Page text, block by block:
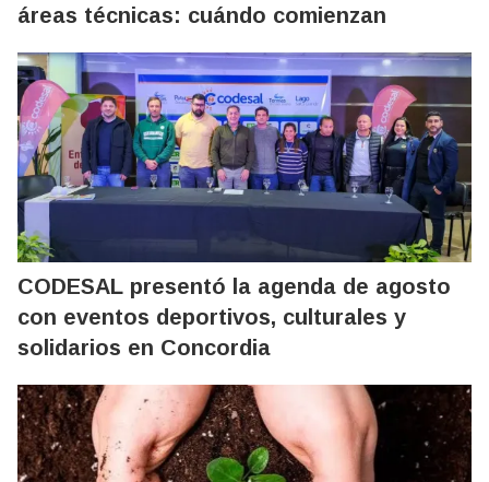
áreas técnicas: cuándo comienzan
CODESAL presentó la agenda de agosto
con eventos deportivos, culturales y
solidarios en Concordia